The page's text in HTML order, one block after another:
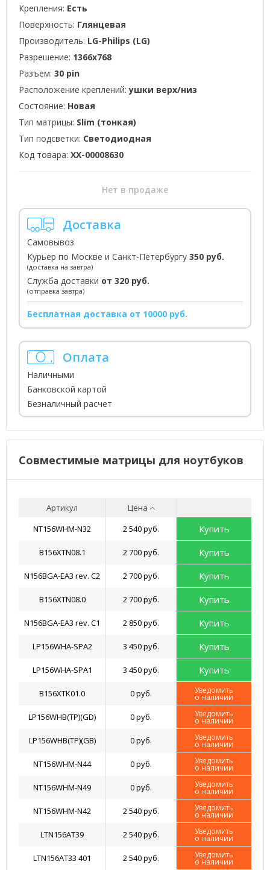
Крепления: Есть
Поверхность: Глянцевая
Производитель: LG-Philips (LG)
Разрешение: 1366x768
Разъем: 30 pin
Расположение креплений:ушки верх/низ
Состояние: Новая
Тип матрицы: Slim (тонкая)
Тип подсветки: Светодиодная
Код товара: XX-00008630
Нет в продаже
Доставка
Самовывоз
Курьер по Москве и Санкт-Петербургу 350 руб.
(доставка на завтра)
Служба доставки от 320 руб.
(отправка завтра)
Бесплатная доставка от 10000 руб.
Оплата
Наличными
Банковской картой
Безналичный расчет
Совместимые матрицы для ноутбуков
Артикул
Цена
NT156WHM-N32
2 540 руб. Купить
B156XTN08.1 2 700 руб. Купить
N156BGA-EA3 rev. C2 2 700 руб. Купить
B156XTN08.0 2 700 руб. Купить
N156BGA-EA3 rev. C1 2 850 руб. Купить
LP156WHA-SPA2 3 450 руб. Купить
LP156WHA-SPA1 3 450 руб. Купить
B156XTK01.0 0 руб. Уведомить
о наличии
LP156WHB(TP)(GD) 0 руб. Уведомить
о наличии
LP156WHB(TP)(GB) 0 руб. Уведомить
о наличии
NT156WHM-N44 0 руб. Уведомить
о наличии
NT156WHM-N49 0 руб. Уведомить
о наличии
NT156WHM-N42 2 540 руб. Уведомить
о наличии
LTN156AT39 2 540 руб. Уведомить
о наличии
LTN156AT33 401 2 540 руб. Уведомить
о наличии